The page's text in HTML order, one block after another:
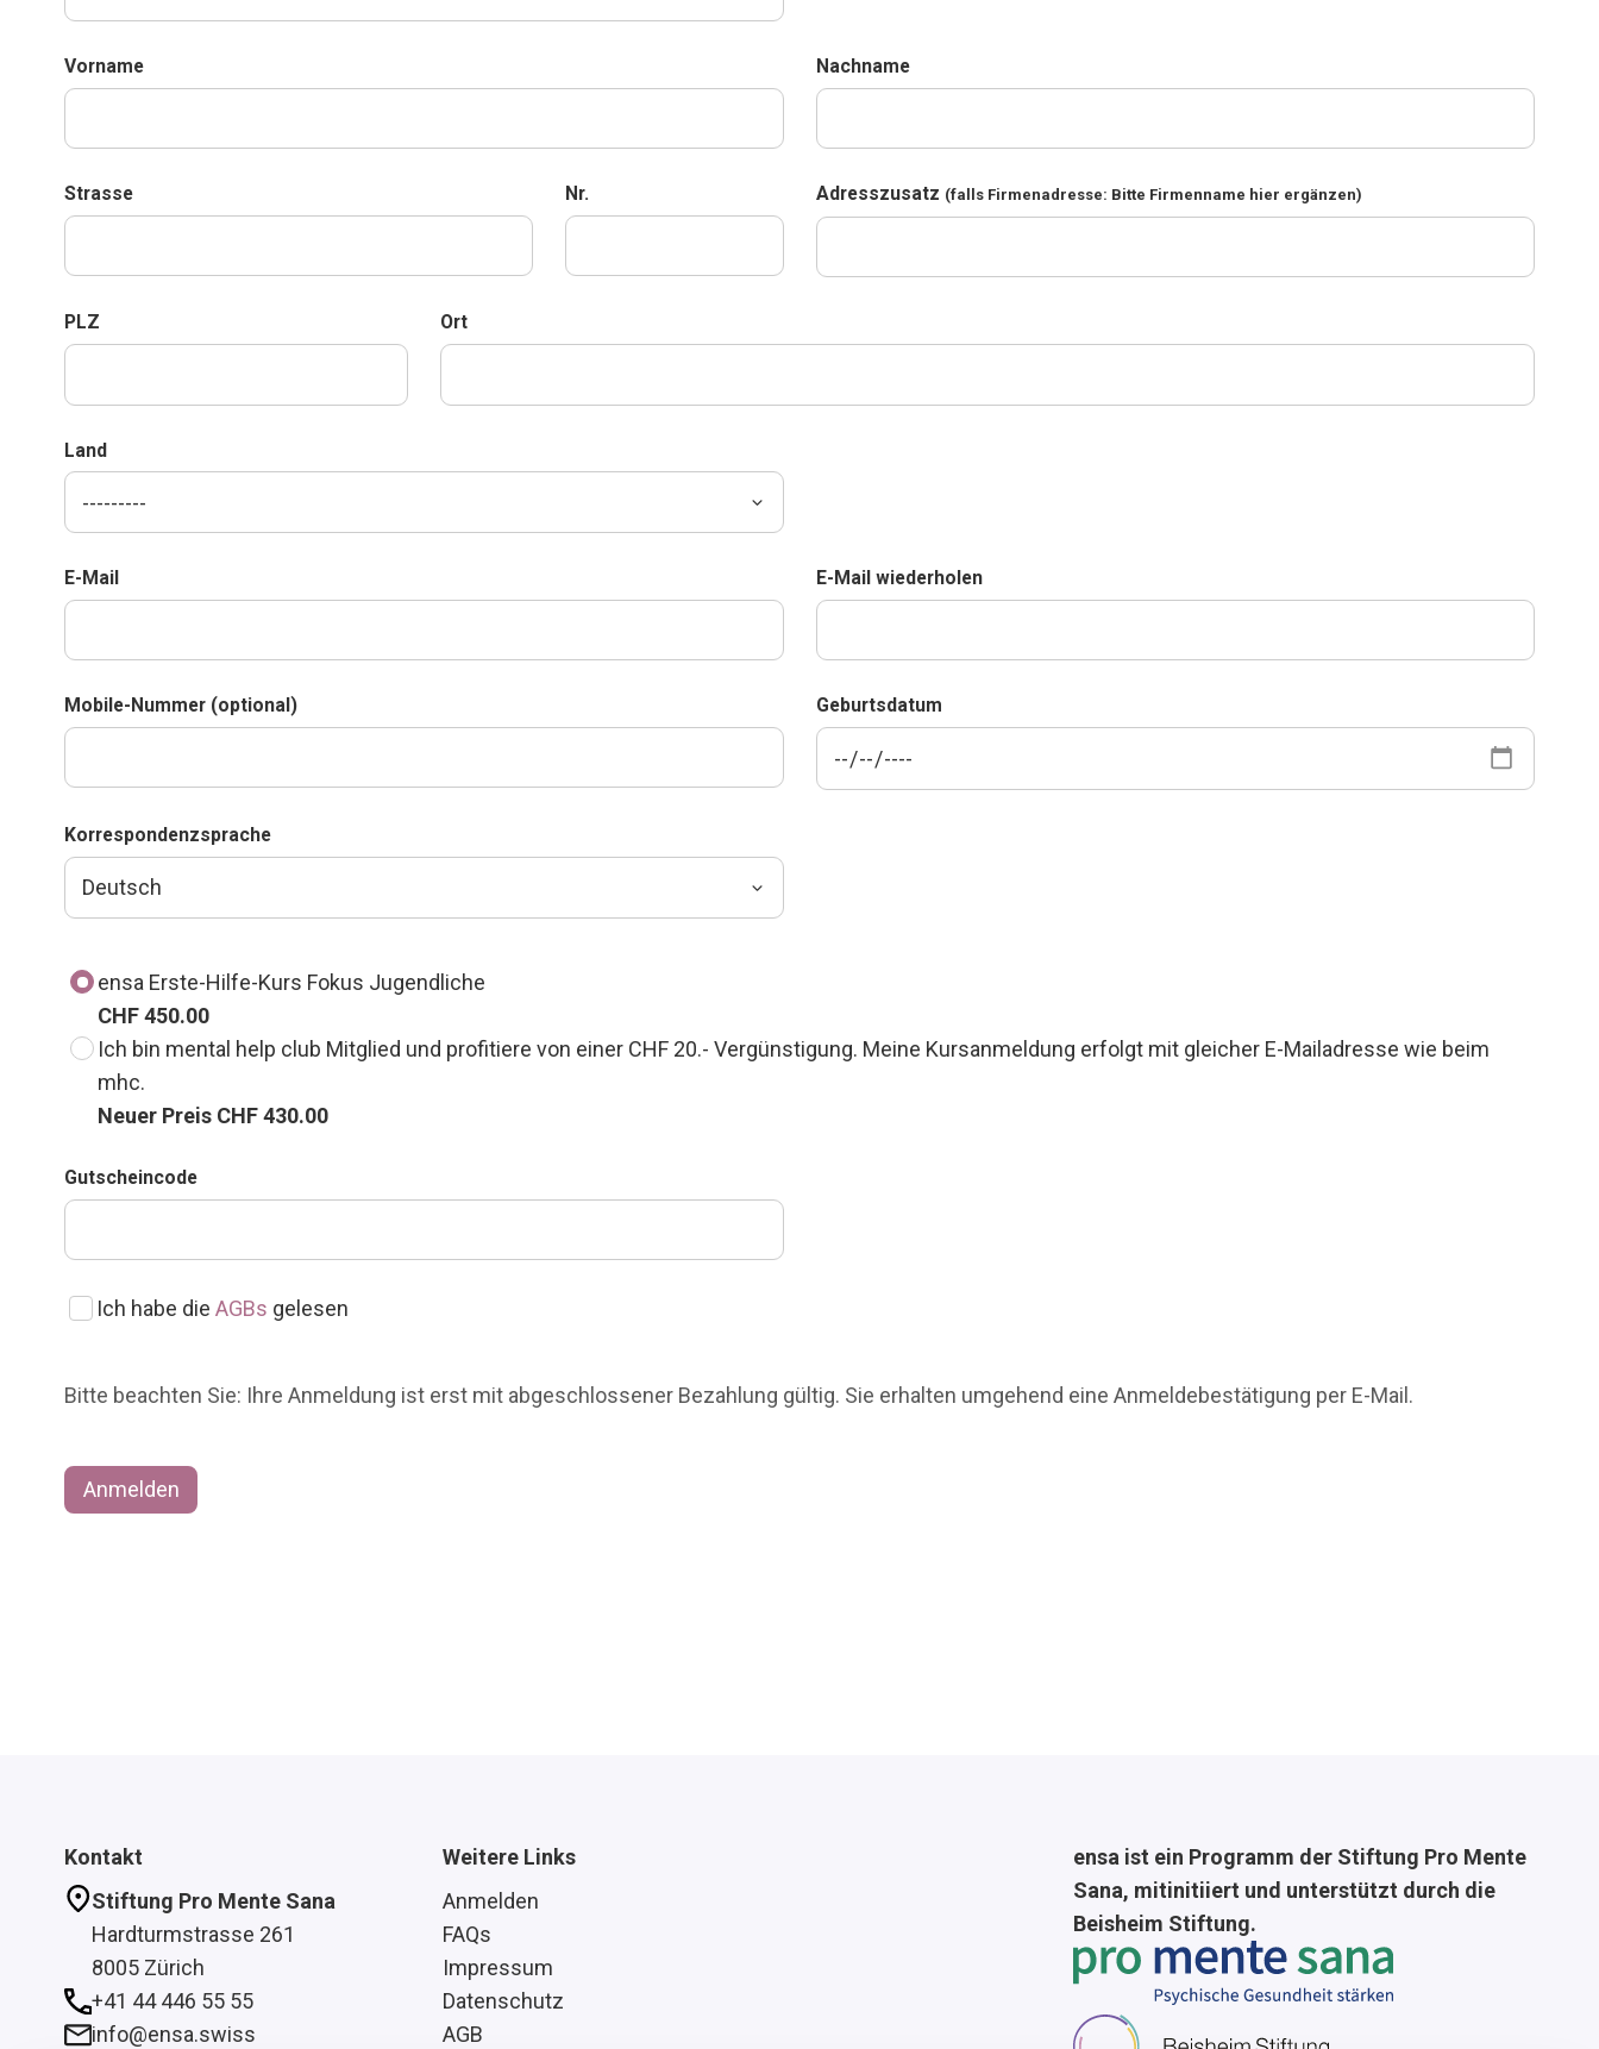
Vorname Nachname
Strasse Nr. Adresszusatz (falls Firmenadresse: Bitte Firmenname hier ergänzen)
PLZ Ort
Land
E-Mail E-Mail wiederholen
Mobile-Nummer (optional) Geburtsdatum
Korrespondenzsprache
ensa Erste-Hilfe-Kurs Fokus Jugendliche
CHF 450.00
Ich bin mental help club Mitglied und profitiere von einer CHF 20.- Vergünstigung. Meine Kursanmeldung erfolgt mit gleicher E-Mailadresse wie beim
mhc.
Neuer Preis CHF 430.00
Gutscheincode
Ich habe dieAGBs gelesen
Bitte beachten Sie: Ihre Anmeldung ist erst mit abgeschlossener Bezahlung gültig. Sie erhalten umgehend eine Anmeldebestätigung per E-Mail.
Anmelden
Kontakt
Stiftung Pro Mente Sana
Hardturmstrasse 261
8005 Zürich
+41 44 446 55 55
info@ensa.swiss
Weitere Links
Anmelden
FAQs
Impressum
Datenschutz
AGB
ensa ist ein Programm der Stiftung Pro Mente
Sana, mitinitiiert und unterstützt durch die
Beisheim Stiftung.